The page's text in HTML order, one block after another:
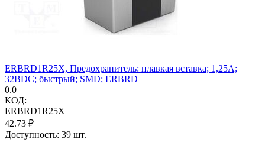
ERBRD1R25X, Предохранитель: плавкая вставка; 1,25А;
32ВDC; быстрый; SMD; ERBRD
0.0
КОД:
ERBRD1R25X
42.73 ₽
Доступность: 39 шт.